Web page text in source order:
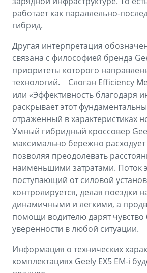
работает как параллельно-
гибрид.
Другая интерпретация
связана с философией бренда
приоритеты которого
технологий. Слоган Efficiency
или «Эффективность благодаря
раскрывает этот
отраженный в характеристиках
Умный гибридный кроссовер
максимально бережно
позволяя преодолевать
наименьшими затратами. Поток
поступающий от силовой
контролируется, делая поездки
динамичными и легкими, а
помощи водителю дарят чувство
уверенности в любой ситуации.
Информация о технических
комплектациях Geely EX5 EM-i